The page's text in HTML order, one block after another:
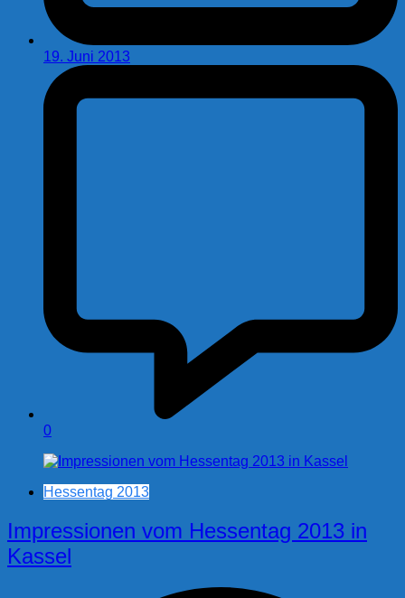
19. Juni 2013
0
Hessentag 2013
Impressionen vom Hessentag 2013 in
Kassel